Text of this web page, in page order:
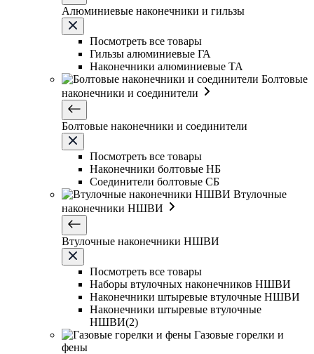
Алюминиевые наконечники и гильзы
Посмотреть все товары
Гильзы алюминиевые ГА
Наконечники алюминиевые ТА
Болтовые
наконечники и соединители
Болтовые наконечники и соединители
Посмотреть все товары
Наконечники болтовые НБ
Соединители болтовые СБ
Втулочные
наконечники НШВИ
Втулочные наконечники НШВИ
Посмотреть все товары
Наборы втулочных наконечников НШВИ
Наконечники штыревые втулочные НШВИ
Наконечники штыревые втулочные
НШВИ(2)
Газовые горелки и
фены